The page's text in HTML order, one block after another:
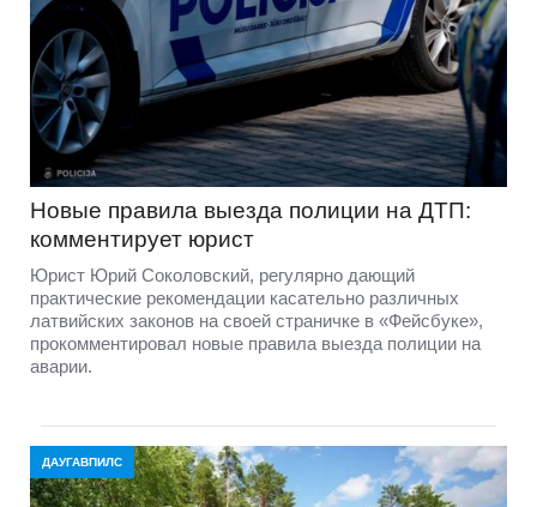
Новые правила выезда полиции на ДТП:
комментирует юрист
Юрист Юрий Соколовский, регулярно дающий
практические рекомендации касательно различных
латвийских законов на своей страничке в «Фейсбуке»,
прокомментировал новые правила выезда полиции на
аварии.
ДАУГАВПИЛС